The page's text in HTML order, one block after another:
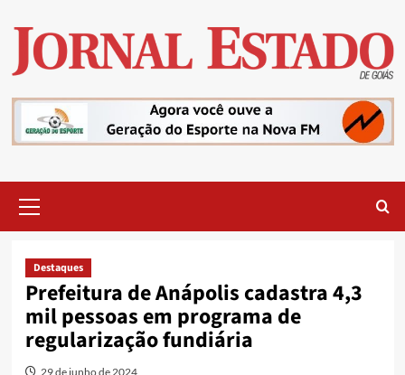
content
Menu
Destaques
Prefeitura de Anápolis cadastra 4,3
mil pessoas em programa de
regularização fundiária
29 de junho de 2024